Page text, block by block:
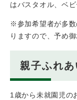
はバスタオル、ベ
※参加希望者が多数
りますので、予め
親子ふれ
1歳から未就園児の